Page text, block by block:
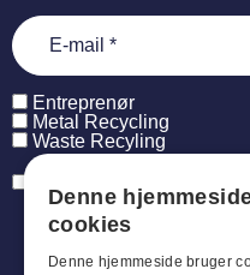
Entreprenør
Metal Recycling
Waste Recyling
Denne
cookies
Denne hjemmeside bruger